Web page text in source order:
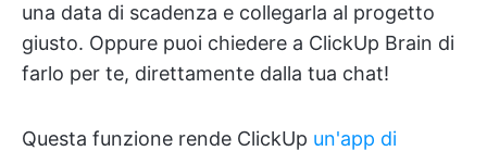
una data di scadenza e collegarla al progetto
giusto. Oppure puoi chiedere a ClickUp Brain di
farlo per te, direttamente dalla tua chat!
Questa funzione rende ClickUp un'app di